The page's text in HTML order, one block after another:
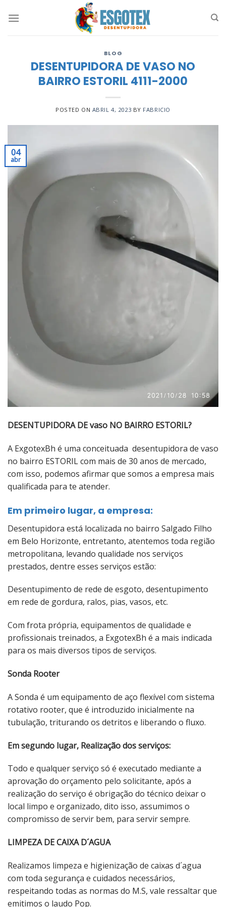
BLOG
DESENTUPIDORA DE VASO NO
BAIRRO ESTORIL 4111-2000
POSTED ON ABRIL 4, 2023 BY FABRICIO
04
abr
DESENTUPIDORA DE vaso NO BAIRRO ESTORIL?
A ExgotexBh é uma conceituada desentupidora de vaso
no bairro ESTORIL com mais de 30 anos de mercado,
com isso, podemos afirmar que somos a empresa mais
qualificada para te atender.
Em primeiro lugar, a empresa:
Desentupidora está localizada no bairro Salgado Filho
em Belo Horizonte, entretanto, atentemos toda região
metropolitana, levando qualidade nos serviços
prestados, dentre esses serviços estão:
Desentupimento de rede de esgoto, desentupimento
em rede de gordura, ralos, pias, vasos, etc.
Com frota própria, equipamentos de qualidade e
profissionais treinados, a ExgotexBh é a mais indicada
para os mais diversos tipos de serviços.
Sonda Rooter
A Sonda é um equipamento de aço flexível com sistema
rotativo rooter, que é introduzido inicialmente na
tubulação, triturando os detritos e liberando o fluxo.
Em segundo lugar, Realização dos serviços:
Todo e qualquer serviço só é executado mediante a
aprovação do orçamento pelo solicitante, após a
realização do serviço é obrigação do técnico deixar o
local limpo e organizado, dito isso, assumimos o
compromisso de servir bem, para servir sempre.
LIMPEZA DE CAIXA D´AGUA
Realizamos limpeza e higienização de caixas d´agua
com toda segurança e cuidados necessários,
respeitando todas as normas do M.S, vale ressaltar que
emitimos o laudo Pop.